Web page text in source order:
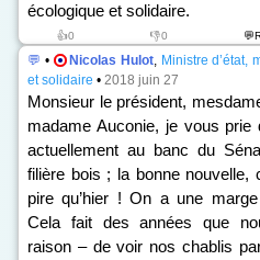
écologique et solidaire.
👍0 👎0
💬 • Nicolas Hulot, Ministre d’état,
et solidaire • 2018 juin 27
Monsieur le président,
madame Auconie, je vous prie
actuellement au banc du
filière bois ; la bonne nouvelle,
pire qu’hier ! On a une
Cela fait des années que
raison – de voir nos chablis